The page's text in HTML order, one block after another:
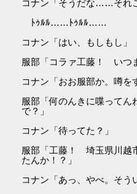
コナン「そうだな……それ
ﾄｩﾙﾙ……ﾄｩﾙﾙ……
コナン「はい、もしもし」
服部「コラァ工藤！ いつ
コナン「おお服部か。噂を
服部「何のんきに喋ってん
で？」
コナン「待ってた？」
服部「工藤！ 埼玉県川越
たんか！？」
コナン「あっ、やべ。そう